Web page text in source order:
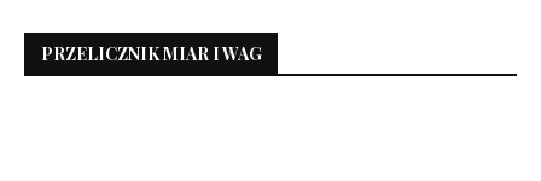
PRZELICZNIK MIAR I WAG